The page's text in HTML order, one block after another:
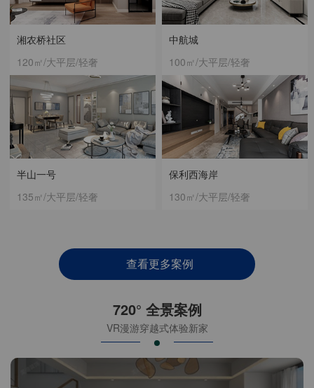
中航城
100㎡/大平层/轻奢
湘农桥社区
120㎡/大平层/轻奢
保利西海岸
130㎡/大平层/轻奢
半山一号
135㎡/大平层/轻奢
查看更多案例
720° 全景案例
VR漫游穿越式体验新家